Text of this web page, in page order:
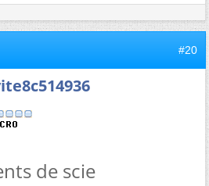
#20
de scie